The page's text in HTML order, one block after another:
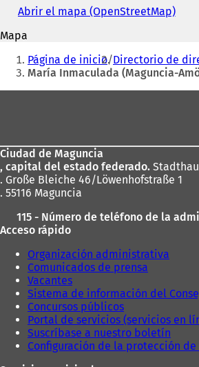
Abrir el mapa (OpenStreetMap)(
b
r
e
n
n
u
a
ñ
)
Mapa
Estás
aquí:
Página de inicio Directorio de
María Inmaculada (Maguncia-
pies
Ciudad de Maguncia
, capital del estado federado.
. Große Bleiche 46/Löwenhofstraße 1
. 55116 Maguncia
115 - Número de teléfono de la
Acceso rápido
Organización administrativa
Comunicados de prensa
Vacantes
Sistema de información del
Concursos públicos
Portal de servicios (servicios en
Suscríbase a nuestro boletín
Configuración de la protección